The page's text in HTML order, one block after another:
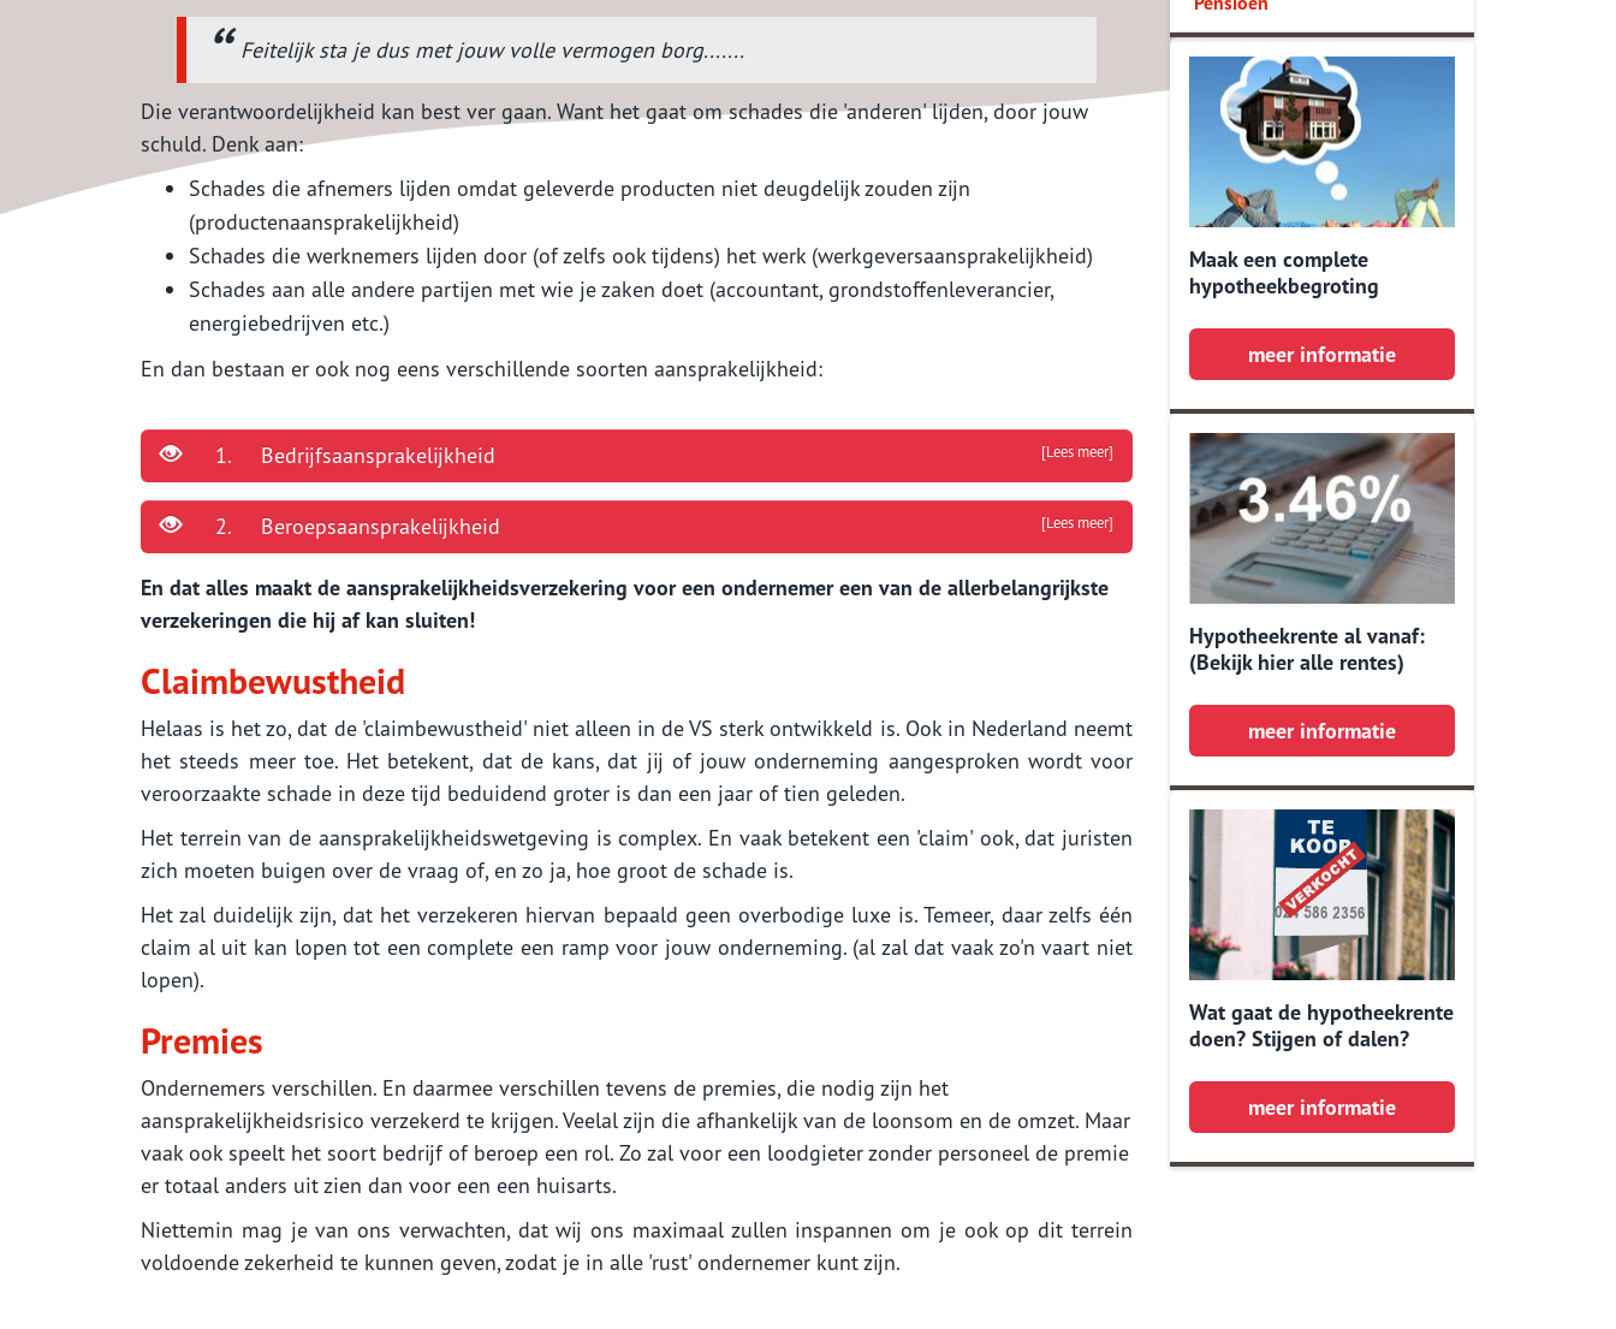
Bouwtechnische keuring
Feitelijk sta je dus met jouw volle vermogen borg.......
Die verantwoordelijkheid kan best ver gaan. Want het gaat om schades die 'anderen' lijden, door jouw
schuld. Denk aan:
Schades die afnemers lijden omdat geleverde producten niet deugdelijk zouden zijn
(productenaansprakelijkheid)
Schades die werknemers lijden door (of zelfs ook tijdens) het werk (werkgeversaansprakelijkheid)
Schades aan alle andere partijen met wie je zaken doet (accountant, grondstoffenleverancier,
energiebedrijven etc.)
En dan bestaan er ook nog eens verschillende soorten aansprakelijkheid:
1. Bedrijfsaansprakelijkheid [Lees meer]
2. Beroepsaansprakelijkheid [Lees meer]
En dat alles maakt de aansprakelijkheidsverzekering voor een ondernemer een van de allerbelangrijkste
verzekeringen die hij af kan sluiten!
Claimbewustheid
Helaas is het zo, dat de 'claimbewustheid' niet alleen in de VS sterk ontwikkeld is. Ook in Nederland neemt
het steeds meer toe. Het betekent, dat de kans, dat jij of jouw onderneming aangesproken wordt voor
veroorzaakte schade in deze tijd beduidend groter is dan een jaar of tien geleden.
Het terrein van de aansprakelijkheidswetgeving is complex. En vaak betekent een 'claim' ook, dat juristen
zich moeten buigen over de vraag of, en zo ja, hoe groot de schade is.
Het zal duidelijk zijn, dat het verzekeren hiervan bepaald geen overbodige luxe is. Temeer, daar zelfs één
claim al uit kan lopen tot een complete een ramp voor jouw onderneming. (al zal dat vaak zo'n vaart niet
lopen).
Premies
Ondernemers verschillen. En daarmee verschillen tevens de premies, die nodig zijn het
aansprakelijkheidsrisico verzekerd te krijgen. Veelal zijn die afhankelijk van de loonsom en de omzet. Maar
vaak ook speelt het soort bedrijf of beroep een rol. Zo zal voor een loodgieter zonder personeel de premie
er totaal anders uit zien dan voor een een huisarts.
Niettemin mag je van ons verwachten, dat wij ons maximaal zullen inspannen om je ook op dit terrein
voldoende zekerheid te kunnen geven, zodat je in alle 'rust' ondernemer kunt zijn.
Maak een complete
hypotheekbegroting
meer informatie
Hypotheekrente al vanaf:
(Bekijk hier alle rentes)
meer informatie
Wat gaat de hypotheekrente
doen? Stijgen of dalen?
meer informatie